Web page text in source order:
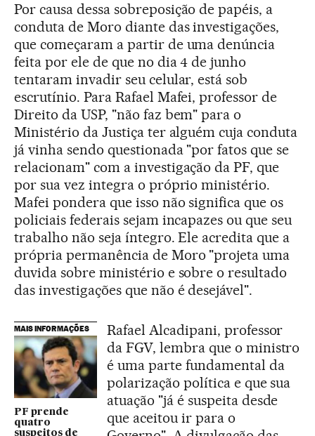
Por causa dessa sobreposição de papéis, a
conduta de Moro diante das investigações,
que começaram a partir de uma denúncia
feita por ele de que no dia 4 de junho
tentaram invadir seu celular, está sob
escrutínio. Para Rafael Mafei, professor de
Direito da USP, "não faz bem" para o
Ministério da Justiça ter alguém cuja conduta
já vinha sendo questionada "por fatos que se
relacionam" com a investigação da PF, que
por sua vez integra o próprio ministério.
Mafei pondera que isso não significa que os
policiais federais sejam incapazes ou que seu
trabalho não seja íntegro. Ele acredita que a
própria permanência de Moro "projeta uma
duvida sobre ministério e sobre o resultado
das investigações que não é desejável".
MAIS INFORMAÇÕES
PF prende
quatro
suspeitos de
Rafael Alcadipani, professor
da FGV, lembra que o ministro
é uma parte fundamental da
polarização política e que sua
atuação "já é suspeita desde
que aceitou ir para o